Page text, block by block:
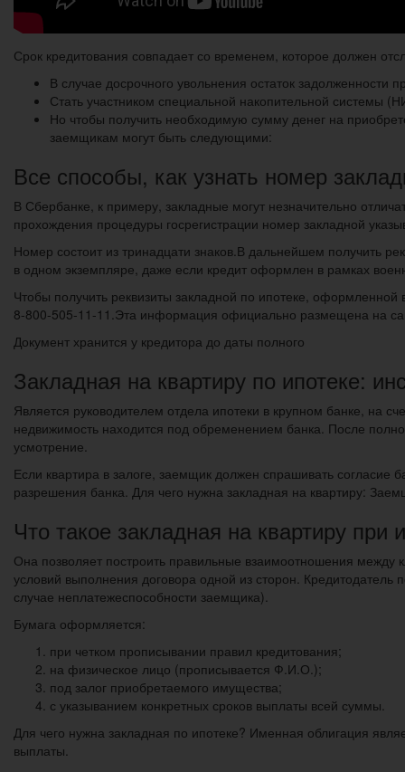
Срок кредитования совпадает со временем, которое должен
В случае досрочного увольнения остаток задолженности
Стать участником специальной накопительной системы
Но чтобы получить необходимую сумму денег на
заемщикам могут быть следующими:
Все способы, как узнать номер
В Сбербанке, к примеру, закладные могут незначительно
прохождения процедуры госрегистрации номер закладной
Номер состоит из тринадцати знаков.В дальнейшем получить
в одном экземпляре, даже если кредит оформлен в рамках
Чтобы получить реквизиты закладной по ипотеке,
8-800-505-11-11.Эта информация официально размещена на
Документ хранится у кредитора до даты полного
Закладная на квартиру по ипотеке:
Является руководителем отдела ипотеки в крупном банке, на
недвижимость находится под обременением банка. После
усмотрение.
Если квартира в залоге, заемщик должен спрашивать
разрешения банка. Для чего нужна закладная на квартиру:
Что такое закладная на квартиру при
Она позволяет построить правильные взаимоотношения между
условий выполнения договора одной из сторон.
случае неплатежеспособности заемщика).
Бумага оформляется:
при четком прописывании правил кредитования;
на физическое лицо (прописывается Ф.И.О.);
под залог приобретаемого имущества;
с указыванием конкретных сроков выплаты всей суммы.
Для чего нужна закладная по ипотеке? Именная облигация
выплаты.